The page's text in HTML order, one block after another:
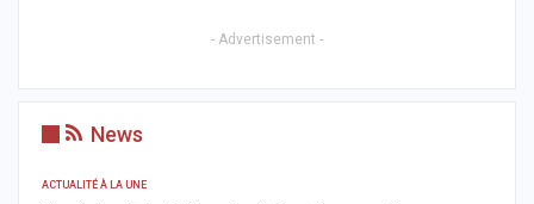
- Advertisement -
News
ACTUALITÉ À LA UNE